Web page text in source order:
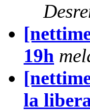
19h
la